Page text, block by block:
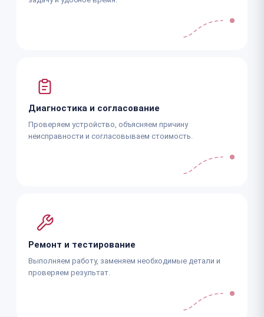
Диагностика и согласование
Проверяем устройство, объясняем причину
неисправности и согласовываем стоимость.
Ремонт и тестирование
Выполняем работу, заменяем необходимые детали и
проверяем результат.